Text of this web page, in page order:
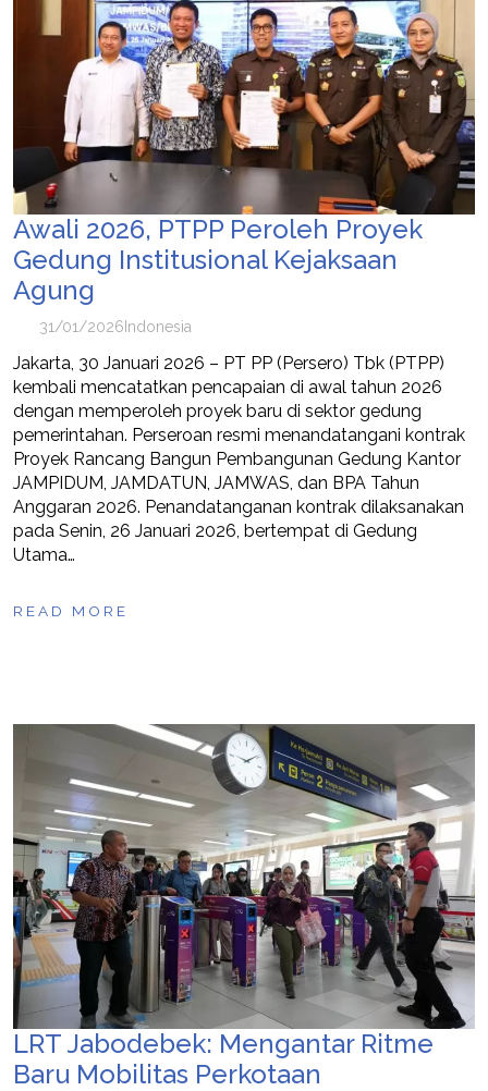
Awali 2026, PTPP Peroleh Proyek
Gedung Institusional Kejaksaan
Agung
31/01/2026 Indonesia
Jakarta, 30 Januari 2026 – PT PP (Persero) Tbk (PTPP)
kembali mencatatkan pencapaian di awal tahun 2026
dengan memperoleh proyek baru di sektor gedung
pemerintahan. Perseroan resmi menandatangani kontrak
Proyek Rancang Bangun Pembangunan Gedung Kantor
JAMPIDUM, JAMDATUN, JAMWAS, dan BPA Tahun
Anggaran 2026. Penandatanganan kontrak dilaksanakan
pada Senin, 26 Januari 2026, bertempat di Gedung
Utama…
READ MORE
LRT Jabodebek: Mengantar Ritme
Baru Mobilitas Perkotaan